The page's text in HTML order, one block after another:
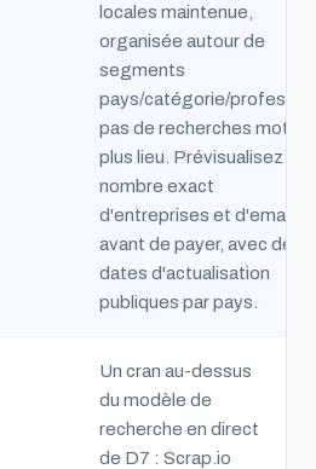
locales maintenue,
organisée autour de
segments
pays/catégorie/
pas de recherches mot-
plus lieu. Prévisualisez le
nombre exact
d'entreprises et d'emails
avant de payer, avec des
dates d'actualisation
publiques par pays.
Un cran au-dessus
du modèle de
recherche en direct
de D7 : Scrap.io